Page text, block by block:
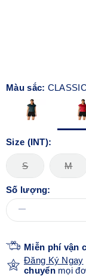
Màu sắc:
Size (INT):
S M
Số lượng:
Miễn phí vận
Đăng Ký Ngay
chuyểnmọi